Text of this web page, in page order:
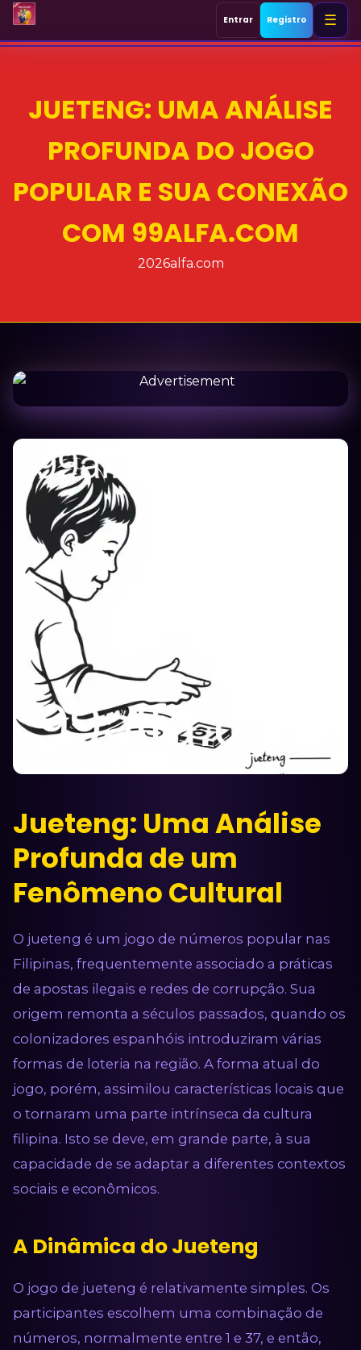
Jogos de roleta
Rinha de galos
Jueteng
Entrar Registro ☰
JUETENG: UMA ANÁLISE
PROFUNDA DO JOGO
POPULAR E SUA CONEXÃO
COM 99ALFA.COM
2026alfa.com
Jueteng: Uma Análise
Profunda de um
Fenômeno Cultural
O jueteng é um jogo de números popular nas
Filipinas, frequentemente associado a práticas
de apostas ilegais e redes de corrupção. Sua
origem remonta a séculos passados, quando os
colonizadores espanhóis introduziram várias
formas de loteria na região. A forma atual do
jogo, porém, assimilou características locais que
o tornaram uma parte intrínseca da cultura
filipina. Isto se deve, em grande parte, à sua
capacidade de se adaptar a diferentes contextos
sociais e econômicos.
A Dinâmica do Jueteng
O jogo de jueteng é relativamente simples. Os
participantes escolhem uma combinação de
números, normalmente entre 1 e 37, e então,